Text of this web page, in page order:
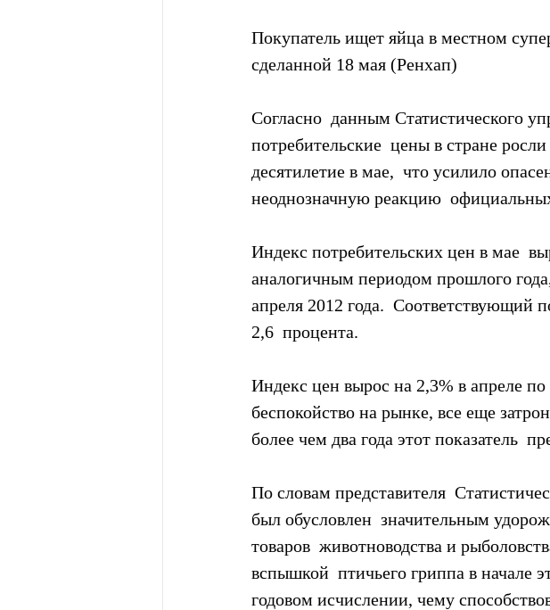
Покупатель ищет яйца в местном
сделанной 18 мая (Ренхап)
Согласно  данным Статистического
потребительские  цены в стране
десятилетие в мае,  что усилило
неоднозначную реакцию
Индекс потребительских цен в мае
аналогичным периодом прошлого
апреля 2012 года.  Соответствующий
2,6  процента.
Индекс цен вырос на 2,3% в апреле
беспокойство на рынке, все еще
более чем два года этот показатель
По словам представителя
был обусловлен  значительным
товаров  животноводства и
вспышкой  птичьего гриппа в начале
годовом исчислении, чему